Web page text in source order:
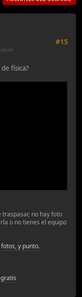
#15
física?
no hay foto
o no tienes el equipo
y punto.